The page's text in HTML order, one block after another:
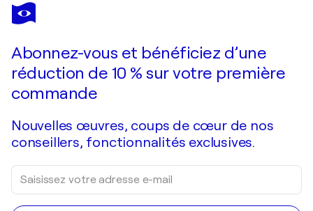
RIMP
Ouverture
Abonnez-vous et bénéficiez d’une
réduction de 10 % sur votre première
commande
Nouvelles œuvres, coups de cœur de nos
conseillers, fonctionnalités exclusives.